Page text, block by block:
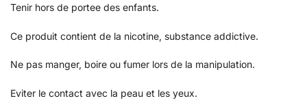
Tenir hors de portee des enfants.
Ce produit contient de la nicotine, substance addictive.
Ne pas manger, boire ou fumer lors de la manipulation.
Eviter le contact avec la peau et les yeux.